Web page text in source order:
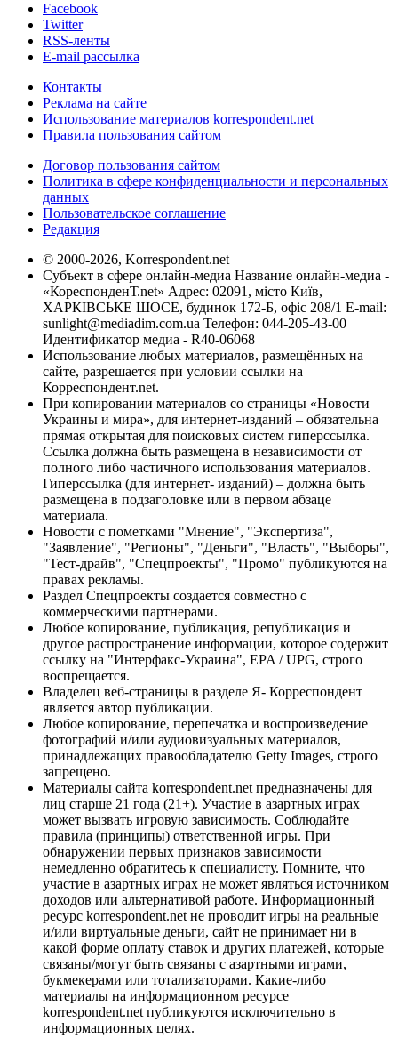
Facebook
Twitter
RSS-ленты
E-mail рассылка
Контакты
Реклама на сайте
Использование материалов korrespondent.net
Правила пользования сайтом
Договор пользования сайтом
Политика в сфере конфиденциальности и персональных
данных
Пользовательское соглашение
Редакция
© 2000-2026, Korrespondent.net
Субъект в сфере онлайн-медиа Название онлайн-медиа -
«КореспонденТ.net» Адрес: 02091, місто Київ,
ХАРКІВСЬКЕ ШОСЕ, будинок 172-Б, офіс 208/1 E-mail:
sunlight@mediadim.com.ua Телефон: 044-205-43-00
Идентификатор медиа - R40-06068
Использование любых материалов, размещённых на
сайте, разрешается при условии ссылки на
Корреспондент.net.
При копировании материалов со страницы «Новости
Украины и мира», для интернет-изданий – обязательна
прямая открытая для поисковых систем гиперссылка.
Ссылка должна быть размещена в независимости от
полного либо частичного использования материалов.
Гиперссылка (для интернет- изданий) – должна быть
размещена в подзаголовке или в первом абзаце
материала.
Новости с пометками "Мнение", "Экспертиза",
"Заявление", "Регионы", "Деньги", "Власть", "Выборы",
"Тест-драйв", "Спецпроекты", "Промо" публикуются на
правах рекламы.
Раздел Спецпроекты создается совместно с
коммерческими партнерами.
Любое копирование, публикация, републикация и
другое распространение информации, которое содержит
ссылку на "Интерфакс-Украина", EPA / UPG, строго
воспрещается.
Владелец веб-страницы в разделе Я- Корреспондент
является автор публикации.
Любое копирование, перепечатка и воспроизведение
фотографий и/или аудиовизуальных материалов,
принадлежащих правообладателю Getty Images, строго
запрещено.
Материалы сайта korrespondent.net предназначены для
лиц старше 21 года (21+). Участие в азартных играх
может вызвать игровую зависимость. Соблюдайте
правила (принципы) ответственной игры. При
обнаружении первых признаков зависимости
немедленно обратитесь к специалисту. Помните, что
участие в азартных играх не может являться источником
доходов или альтернативой работе. Информационный
ресурс korrespondent.net не проводит игры на реальные
и/или виртуальные деньги, сайт не принимает ни в
какой форме оплату ставок и других платежей, которые
связаны/могут быть связаны с азартными играми,
букмекерами или тотализаторами. Какие-либо
материалы на информационном ресурсе
korrespondent.net публикуются исключительно в
информационных целях.